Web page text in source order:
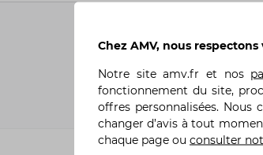
Chez AMV, nous
Notre siteamv.fr et nos
fonctionnement du site,
offres personnalisées. Nous
changer d’avis à tout
chaque page ou consulter